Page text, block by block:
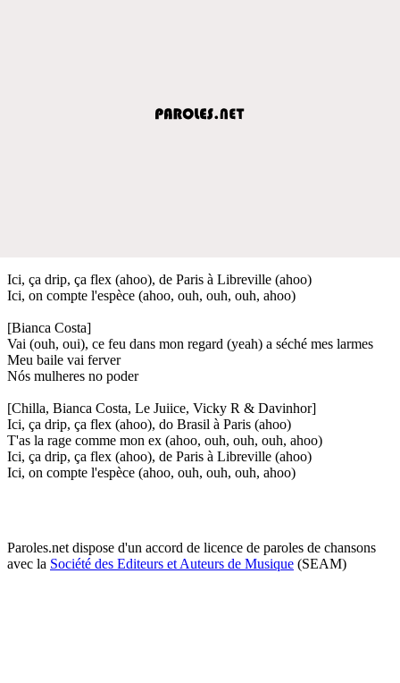
Ici, ça drip, ça flex (ahoo), de Paris à Libreville (ahoo)
Ici, on compte l'espèce (ahoo, ouh, ouh, ouh, ahoo)
[Bianca Costa]
Vai (ouh, oui), ce feu dans mon regard (yeah) a séché mes larmes
Meu baile vai ferver
Nós mulheres no poder
[Chilla, Bianca Costa, Le Juiice, Vicky R & Davinhor]
Ici, ça drip, ça flex (ahoo), do Brasil à Paris (ahoo)
T'as la rage comme mon ex (ahoo, ouh, ouh, ouh, ahoo)
Ici, ça drip, ça flex (ahoo), de Paris à Libreville (ahoo)
Ici, on compte l'espèce (ahoo, ouh, ouh, ouh, ahoo)
Paroles.net dispose d'un accord de licence de paroles de chansons
avec la Société des Editeurs et Auteurs de Musique (SEAM)